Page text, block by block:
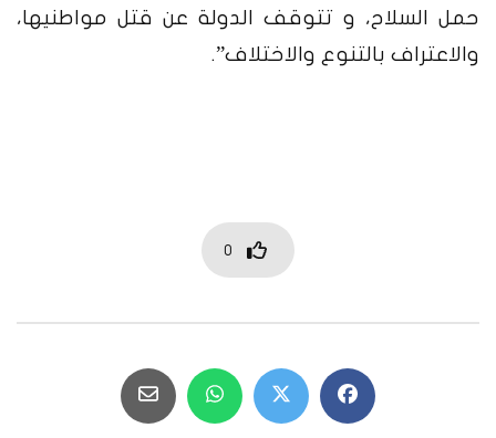
حمل السلاح، و تتوقف الدولة عن قتل مواطنيها،
والاعتراف بالتنوع والاختلاف”.
0